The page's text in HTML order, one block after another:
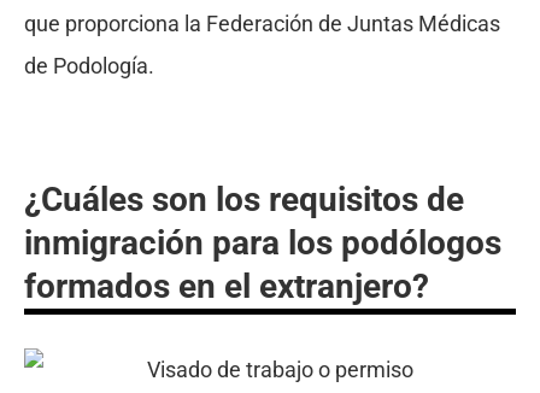
que proporciona la Federación de Juntas Médicas
de Podología.
¿Cuáles son los requisitos de
inmigración para los podólogos
formados en el extranjero?